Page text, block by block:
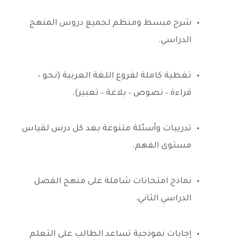
شرح مبسط ومنظم لجميع دروس المنهج
الدراسي.
تغطية كاملة لفروع اللغة العربية (نحو –
قراءة – نصوص – بلاغة – تعبير).
تدريبات وأسئلة متنوعة بعد كل درس لقياس
مستوى الفهم.
نماذج امتحانات شاملة على منهج الفصل
الدراسي الثاني.
إجابات نموذجية تساعد الطالب على التعلم